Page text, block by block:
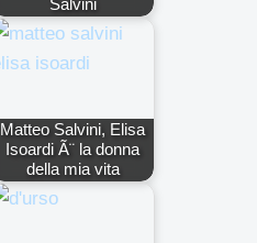
Salvini
Matteo Salvini, Elisa
Isoardi Ã¨ la donna
della mia vita